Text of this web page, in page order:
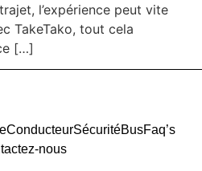
l’expérience peut vite
TakeTako, tout cela
[…]
ConducteurSécuritéBusFaq’s
nous